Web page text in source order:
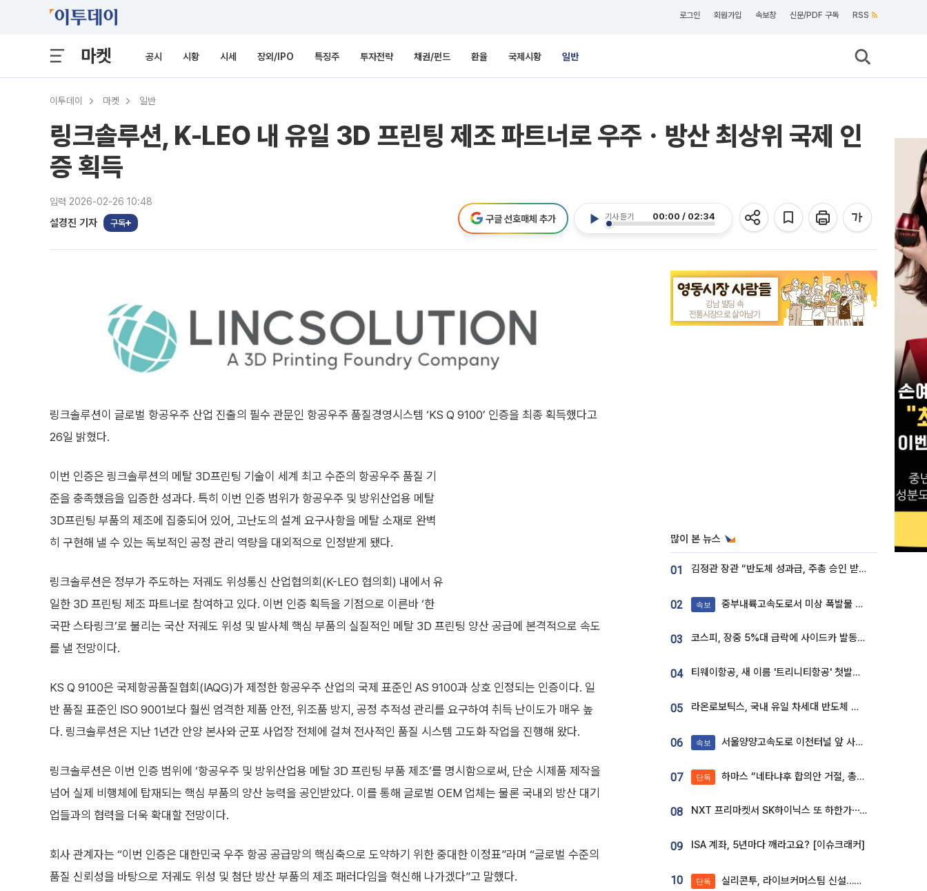
로그인 회원가입 속보창 신문/PDF 구독 RSS
마켓 공시 시황 시세 장외/IPO 특징주 투자전략 채권/펀드 환율 국제시황 일반
이투데이 마켓 일반
링크솔루션, K-LEO 내 유일 3D 프린팅 제조 파트너로 우주ㆍ방산 최상위 국제 인
증 획득
입력 2026-02-26 10:48
설경진 기자 구독
기사 듣기 00:00 / 02:34
구글 선호매체 추가
링크솔루션이 글로벌 항공우주 산업 진출의 필수 관문인 항공우주 품질경영시스템 ‘KS Q 9100’ 인증을 최종 획득했다고
26일 밝혔다.
이번 인증은 링크솔루션의 메탈 3D프린팅 기술이 세계 최고 수준의 항공우주 품질 기
준을 충족했음을 입증한 성과다. 특히 이번 인증 범위가 항공우주 및 방위산업용 메탈
3D프린팅 부품의 제조에 집중되어 있어, 고난도의 설계 요구사항을 메탈 소재로 완벽
히 구현해 낼 수 있는 독보적인 공정 관리 역량을 대외적으로 인정받게 됐다.
링크솔루션은 정부가 주도하는 저궤도 위성통신 산업협의회(K-LEO 협의회) 내에서 유
일한 3D 프린팅 제조 파트너로 참여하고 있다. 이번 인증 획득을 기점으로 이른바 ‘한
국판 스타링크’로 불리는 국산 저궤도 위성 및 발사체 핵심 부품의 실질적인 메탈 3D 프린팅 양산 공급에 본격적으로 속도
를 낼 전망이다.
KS Q 9100은 국제항공품질협회(IAQG)가 제정한 항공우주 산업의 국제 표준인 AS 9100과 상호 인정되는 인증이다. 일
반 품질 표준인 ISO 9001보다 훨씬 엄격한 제품 안전, 위조품 방지, 공정 추적성 관리를 요구하여 취득 난이도가 매우 높
다. 링크솔루션은 지난 1년간 안양 본사와 군포 사업장 전체에 걸쳐 전사적인 품질 시스템 고도화 작업을 진행해 왔다.
링크솔루션은 이번 인증 범위에 ‘항공우주 및 방위산업용 메탈 3D 프린팅 부품 제조’를 명시함으로써, 단순 시제품 제작을
넘어 실제 비행체에 탑재되는 핵심 부품의 양산 능력을 공인받았다. 이를 통해 글로벌 OEM 업체는 물론 국내외 방산 대기
업들과의 협력을 더욱 확대할 전망이다.
회사 관계자는 “이번 인증은 대한민국 우주 항공 공급망의 핵심축으로 도약하기 위한 중대한 이정표”라며 “글로벌 수준의
품질 신뢰성을 바탕으로 저궤도 위성 및 첨단 방산 부품의 제조 패러다임을 혁신해 나가겠다”고 말했다.
많이 본 뉴스
01 김정관 장관 “반도체 성과급, 주총 승인 받도록”…상법·자본시장법 개정 시사
02 속보 중부내륙고속도로서 미상 폭발물 발견
03 코스피, 장중 5%대 급락에 사이드카 발동…삼성·SK 동반 폭락
04 티웨이항공, 새 이름 '트리니티항공' 첫발…SSC 전략 본격화
05 라온로보틱스, 국내 유일 차세대 반도체 공정 로봇 개발 ‘고객사 테스트 진행’
06 속보 서울양양고속도로 이천터널 앞 사고 발생
07 단독 하마스 “네타냐후 합의안 거절, 총선 앞두고 시간 끌기”
08 NXT 프리마켓서 SK하이닉스 또 하한가⋯‘11주 거래’에 시초가 왜곡
09 ISA 계좌, 5년마다 깨라고요? [이슈크래커]
10 단독 실리콘투, 라이브커머스팀 신설…K뷰티 ‘글로벌 판매망’ 확대[K뷰티 라방戰]